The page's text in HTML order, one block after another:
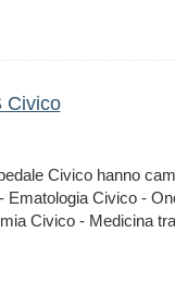
Civico
Civico hanno
Civico -
Civico - Medicina